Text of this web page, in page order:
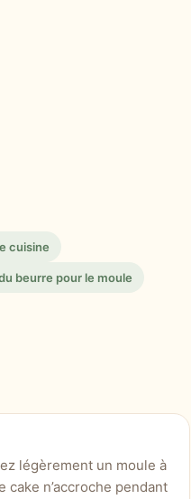
cuisine
beurre pour le moule
légèrement un moule à
n’accroche pendant